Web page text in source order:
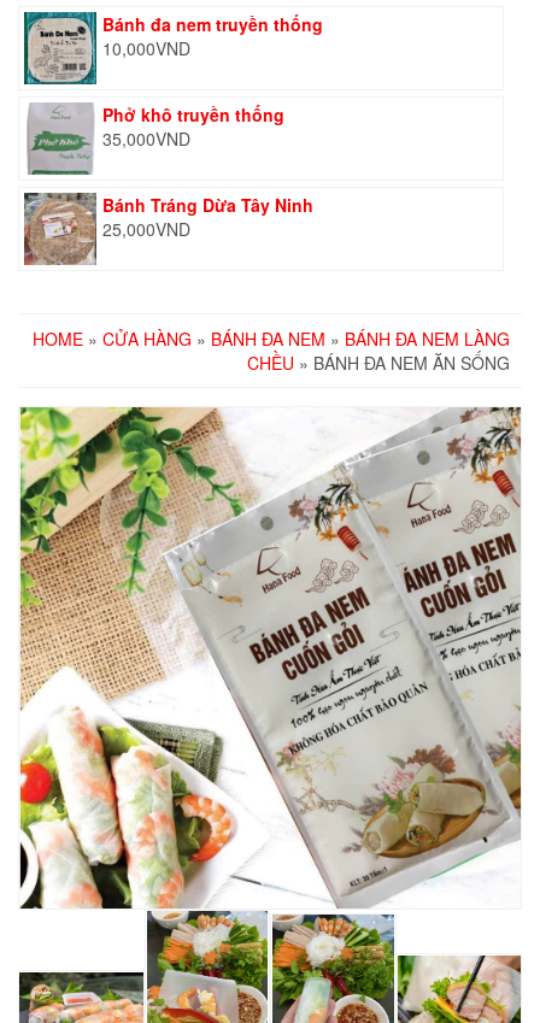
Bánh đa nem truyền thống
10,000VND
Phở khô truyền thống
35,000VND
Bánh Tráng Dừa Tây Ninh
25,000VND
HOME » CỬA HÀNG » BÁNH ĐA NEM » BÁNH ĐA NEM LÀNG
CHỀU » BÁNH ĐA NEM ĂN SỐNG